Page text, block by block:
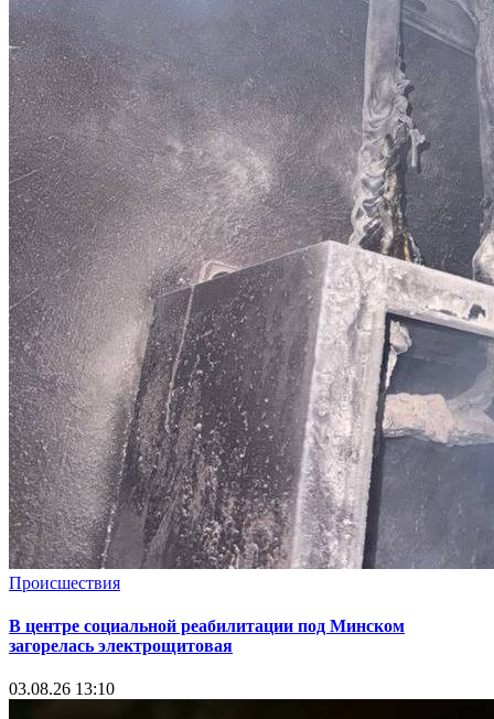
Происшествия
В центре социальной реабилитации под Минском
загорелась электрощитовая
03.08.26 13:10